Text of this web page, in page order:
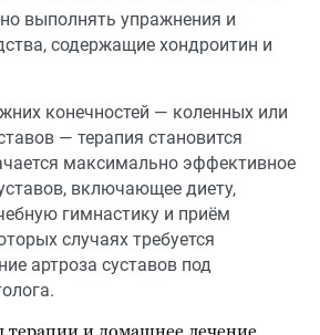
выполнять упражнения и
содержащие хондроитин и
конечностей — коленных или
— терапия становится
максимально эффективное
включающее диету,
гимнастику и приём
случаях требуется
артроза суставов под
терапии и домашнее лечение